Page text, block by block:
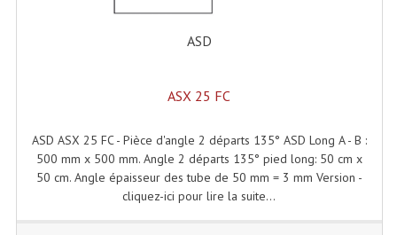
Consoles Numériques
Boules À Facettes
Changeurs De Couleurs
ASD
ASX 25 FC
ASD ASX 25 FC - Pièce d'angle 2 départs 135° ASD Long A - B :
500 mm x 500 mm. Angle 2 départs 135° pied long: 50 cm x
50 cm. Angle épaisseur des tube de 50 mm = 3 mm Version -
cliquez-ici pour lire la suite...